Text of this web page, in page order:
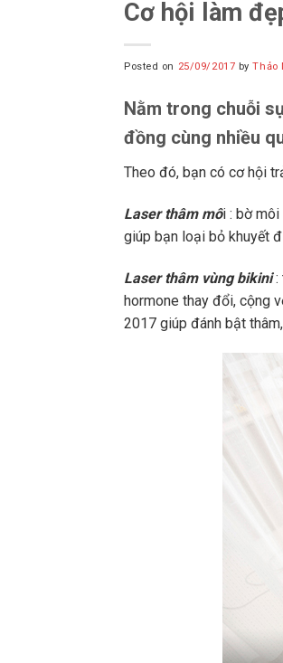
Cơ hội làm
Posted on 25/09/2017 byThảo
Nằm trong chuỗi
đồng cùng nhiều
Theo đó, bạn có cơ hội
Laser thâm môi : bờ môi
giúp bạn loại bỏ khuyết
Laser thâm vùng bikini:
hormone thay đổi, cộng
2017 giúp đánh bật